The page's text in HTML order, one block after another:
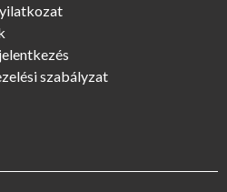
szabályzat